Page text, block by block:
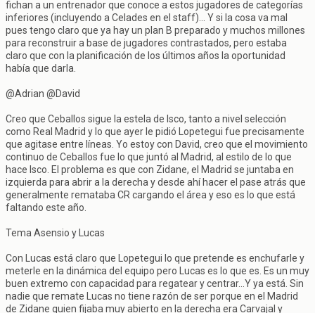
fichan a un entrenador que conoce a estos jugadores de categorías
inferiores (incluyendo a Celades en el staff)... Y si la cosa va mal
pues tengo claro que ya hay un plan B preparado y muchos millones
para reconstruir a base de jugadores contrastados, pero estaba
claro que con la planificación de los últimos años la oportunidad
había que darla.
@Adrian @David
Creo que Ceballos sigue la estela de Isco, tanto a nivel selección
como Real Madrid y lo que ayer le pidió Lopetegui fue precisamente
que agitase entre líneas. Yo estoy con David, creo que el movimiento
continuo de Ceballos fue lo que juntó al Madrid, al estilo de lo que
hace Isco. El problema es que con Zidane, el Madrid se juntaba en
izquierda para abrir a la derecha y desde ahí hacer el pase atrás que
generalmente remataba CR cargando el área y eso es lo que está
faltando este año.
Tema Asensio y Lucas
Con Lucas está claro que Lopetegui lo que pretende es enchufarle y
meterle en la dinámica del equipo pero Lucas es lo que es. Es un muy
buen extremo con capacidad para regatear y centrar...Y ya está. Sin
nadie que remate Lucas no tiene razón de ser porque en el Madrid
de Zidane quien fijaba muy abierto en la derecha era Carvajal y